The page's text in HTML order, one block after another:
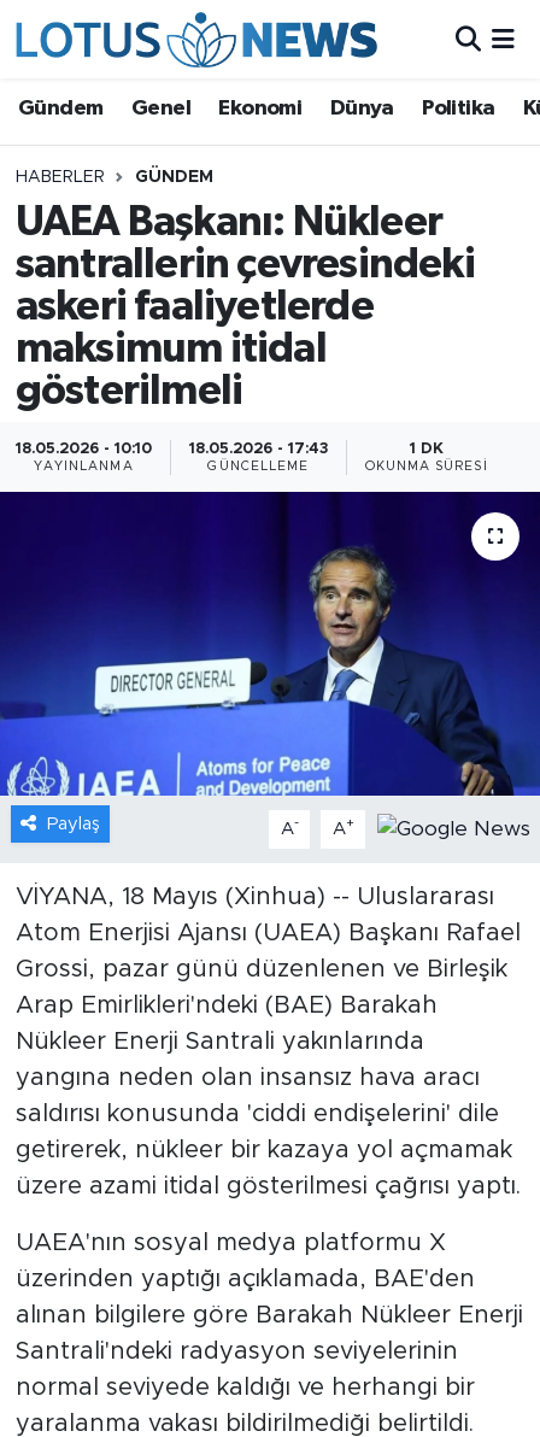
Gündem Genel Ekonomi Dünya Politika
HABERLER GÜNDEM
UAEA Başkanı: Nükleer
santrallerin çevresindeki
askeri faaliyetlerde
maksimum itidal
gösterilmeli
18.05.2026 - 10:10
YAYINLANMA
18.05.2026 - 17:43
GÜNCELLEME
1 DK
OKUNMA SÜRESI
Paylaş A- A+
VİYANA, 18 Mayıs (Xinhua) -- Uluslararası
Atom Enerjisi Ajansı (UAEA) Başkanı Rafael
Grossi, pazar günü düzenlenen ve Birleşik
Arap Emirlikleri'ndeki (BAE) Barakah
Nükleer Enerji Santrali yakınlarında
yangına neden olan insansız hava aracı
saldırısı konusunda 'ciddi endişelerini' dile
getirerek, nükleer bir kazaya yol açmamak
üzere azami itidal gösterilmesi çağrısı yaptı.
UAEA'nın sosyal medya platformu X
üzerinden yaptığı açıklamada, BAE'den
alınan bilgilere göre Barakah Nükleer Enerji
Santrali'ndeki radyasyon seviyelerinin
normal seviyede kaldığı ve herhangi bir
yaralanma vakası bildirilmediği belirtildi.
Ekonomi
Dünya
Politika
Kültür - Sanat ve Tarih
Yaşam
Bilim ve Teknoloji
Sağlık
Foto Haber
Xinhua
Xinhua Türkiye
Seyahat